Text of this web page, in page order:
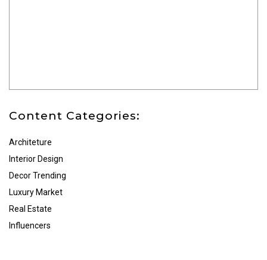
Content Categories:
Architeture
Interior Design
Decor Trending
Luxury Market
Real Estate
Influencers